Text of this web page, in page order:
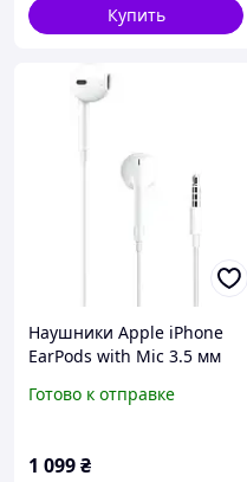
Купить
Наушники Apple iPhone
EarPods with Mic 3.5 мм
Готово к отправке
1 099₴